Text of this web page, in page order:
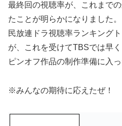
最終回の視聴率が、これまで
たことが明らかになりました
民放連ドラ視聴率ランキング
が、これを受けてTBSでは早
ピンオフ作品の制作準備に入っ
※みんなの期待に応えたぜ！